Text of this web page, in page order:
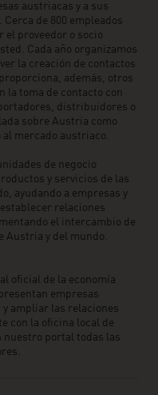
austriacas y a sus
de 800 empleados
el proveedor o socio
Cada año organizamos
la creación de contactos
además, otros
la toma de contacto con
distribuidores o
sobre Austria como
al mercado austriaco.
de negocio
y servicios de las
ayudando a empresas y
relaciones
el intercambio de
Austria y del mundo.
oficial de la economía
empresas
ampliar las relaciones
con la oficina local de
nuestro portal todas las